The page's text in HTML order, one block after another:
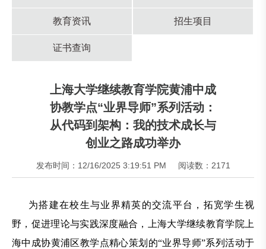
教育资讯 招生项目
证书查询
上海大学继续教育学院黄浦中成
协教学点“业界导师”系列活动：
从代码到架构：我的技术成长与
创业之路成功举办
发布时间：12/16/2025 3:19:51 PM 阅读数：2171
为搭建在校生与业界精英的交流平台，拓宽学生视
野，促进理论与实践深度融合，上海大学继续教育学院上
海中成协黄浦区教学点精心策划的“业界导师”系列活动于